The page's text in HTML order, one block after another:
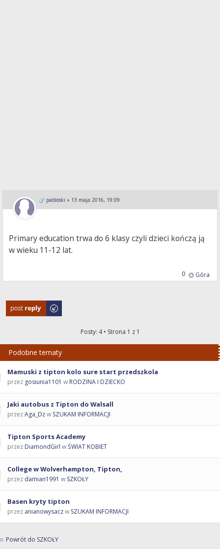
pabloski » 13 maja 2016, 19:09
Primary education trwa do 6 klasy czyli dzieci kończą ją
w wieku 11-12 lat.
Góra
0
Odpowiedz
Posty: 4 • Strona 1 z 1
Podobne tematy
Mamuski z tipton kolo sure start przedszkola
przez gosiunia1101 w RODZINA I DZIECKO
Jaki autobus z Tipton do Walsall
przezAga_Dzw SZUKAM INFORMACJI
Tipton Sports Academy
przez DiamondGirl wŚWIAT KOBIET
College w Wolverhampton, Tipton,
przez damian1991 w SZKOŁY
Basen kryty tipton
przez anianowysaczw SZUKAM INFORMACJI
Powrót do SZKOŁY